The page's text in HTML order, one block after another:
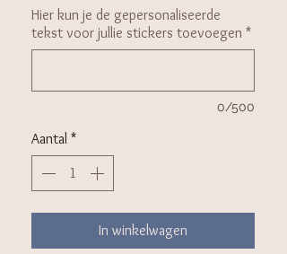
Hier kun je de gepersonaliseerde
tekst voor jullie stickers toevoegen *
0/500
Aantal *
In winkelwagen